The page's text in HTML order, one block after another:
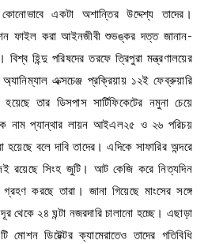
একটা অশান্তির উদ্দেশ্য তাদের।
ফাইল করা আইনজীবী শুভঙ্কর দত্ত জানান-
হিন্দু পরিষদের তরফে ত্রিপুরা মন্ত্রণালয়ের
এক্সচেঞ্জ প্রক্রিয়ায় ১২ই ফেব্রুয়ারি
তার ডিসপাস সার্টিফিকেটের নমুনা চেয়ে
নাম প্যান্থার লায়ন আইএল২৫ ও ২৬ পরিচয়
বলে দাবি তাদের। এদিকে সাফারির অন্দরে
রয়েছে সিংহ জুটি। আট কেজি করে নিত্যদিন
গ্রহণ করছে তারা। জানা গিয়েছে মাংসের সঙ্গে
থেকে ২৪ ঘন্টা নজরদারি চালানো হচ্ছে। এছাড়া
মোশন ডিটেক্টর ক্যামেরাতেও তাদের গতিবিধি